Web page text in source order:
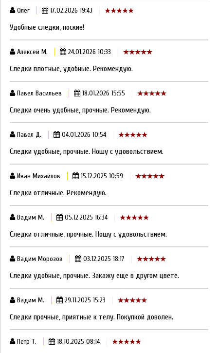
Олег 17.02.2026 19:43
Удобные следки, ноские!
Алексей М. 24.01.2026 10:33
Следки плотные, удобные. Рекомендую.
Павел Васильев 18.01.2026 15:55
Следки очень удобные, прочные. Рекомендую.
Павел Д. 04.01.2026 10:54
Следки удобные, прочные. Ношу с удовольствием.
Иван Михайлов 15.12.2025 10:59
Следки отличные. Рекомендую.
Вадим М. 05.12.2025 16:34
Следки отличные, прочные. Ношу с удовольствием.
Вадим Морозов 03.12.2025 18:17
Следки удобные, прочные. Закажу еще в другом цвете.
Вадим М. 29.11.2025 15:23
Следки прочные, приятные к телу. Покупкой доволен.
Петр Т. 18.10.2025 08:14